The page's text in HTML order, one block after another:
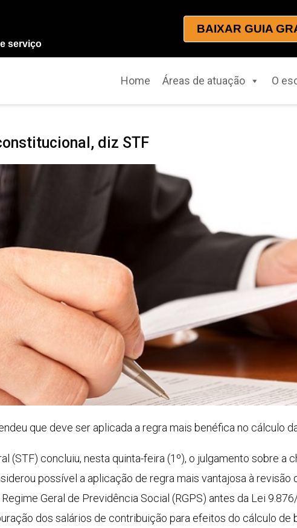
serviço
BAIXAR GUIA
Home Áreas de atuação O
diz STF
que deve ser aplicada a regra mais benéfica no cálculo
(STF) concluiu, nesta quinta-feira (1º), o julgamento sobre a
possível a aplicação de regra mais vantajosa à revisão
Geral de Previdência Social (RGPS) antes da Lei
dos salários de contribuição para efeitos do cálculo de